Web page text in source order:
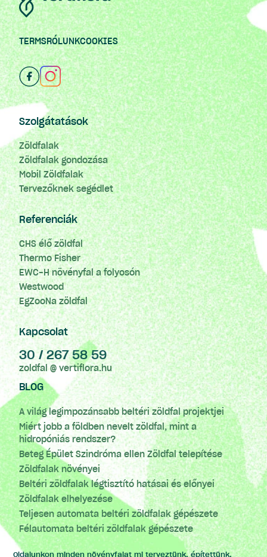
TERMSRÓLUNKCOOKIES
Szolgátatások
Zöldfalak
Zöldfalak gondozása
Mobil Zöldfalak
Tervezőknek segédlet
Referenciák
CHS élő zöldfal
Thermo Fisher
EWC-H növényfal a folyosón
Westwood
EgZooNa zöldfal
Kapcsolat
30 / 267 58 59
zoldfal @ vertiflora.hu
BLOG
A világ legimpozánsabb beltéri zöldfal projektjei
Miért jobb a földben nevelt zöldfal, mint a
hidropóniás rendszer?
Beteg Épület Szindróma ellen Zöldfal telepítése
Zöldfalak növényei
Beltéri zöldfalak légtisztító hatásai és előnyei
Zöldfalak elhelyezése
Teljesen automata beltéri zöldfalak gépészete
Félautomata beltéri zöldfalak gépészete
Oldalunkon minden növényfalat mi terveztünk, építettünk,